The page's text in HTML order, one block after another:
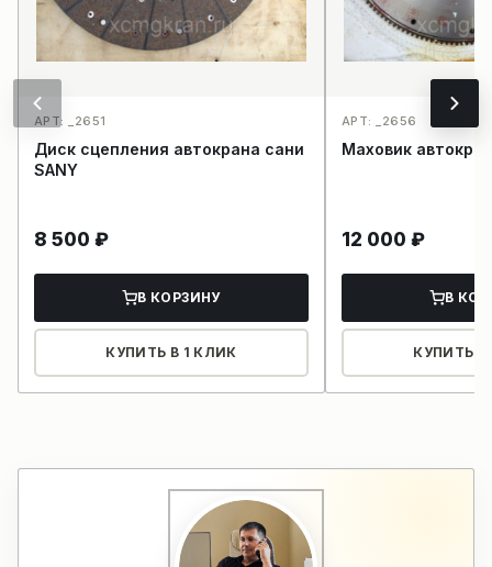
АРТ: _2651
Диск сцепления автокрана сани
SANY
8 500 ₽
В КОРЗИНУ
КУПИТЬ В 1 КЛИК
АРТ: _2656
Маховик
12 000 ₽
В
КУПИТЬ В